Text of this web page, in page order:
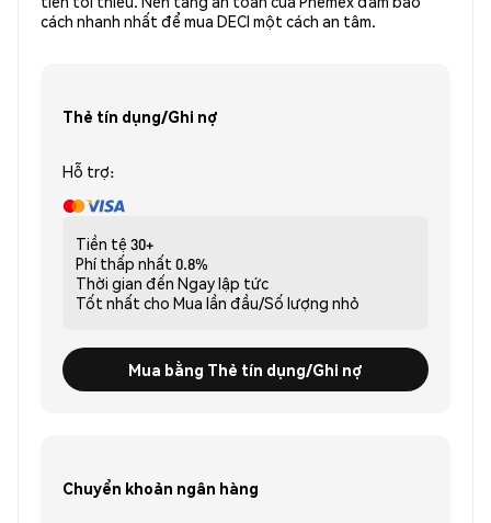
cách nhanh nhất để mua DECI một cách an tâm.
Thẻ tín dụng/Ghi nợ
Hỗ trợ:
Tiền tệ 30+
Phí thấp nhất 0.8%
Thời gian đến Ngay lập tức
Tốt nhất cho Mua lần đầu/Số lượng nhỏ
Mua bằng Thẻ tín dụng/Ghi nợ
Chuyển khoản ngân hàng